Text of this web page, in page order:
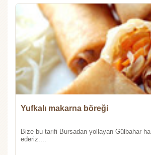
Yufkalı makarna böreği
Bize bu tarifi Bursadan yollayan Gülbahar
ederiz....